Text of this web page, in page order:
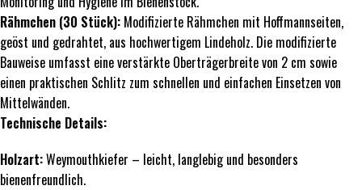
Rähmchen (30 Stück): Modifizierte Rähmchen mit Hoffmannseiten,
geöst und gedrahtet, aus hochwertigem Lindeholz. Die modifizierte
Bauweise umfasst eine verstärkte Oberträgerbreite von 2 cm sowie
einen praktischen Schlitz zum schnellen und einfachen Einsetzen von
Mittelwänden.
Technische Details:
Holzart:Weymouthkiefer – leicht, langlebig und besonders
bienenfreundlich.